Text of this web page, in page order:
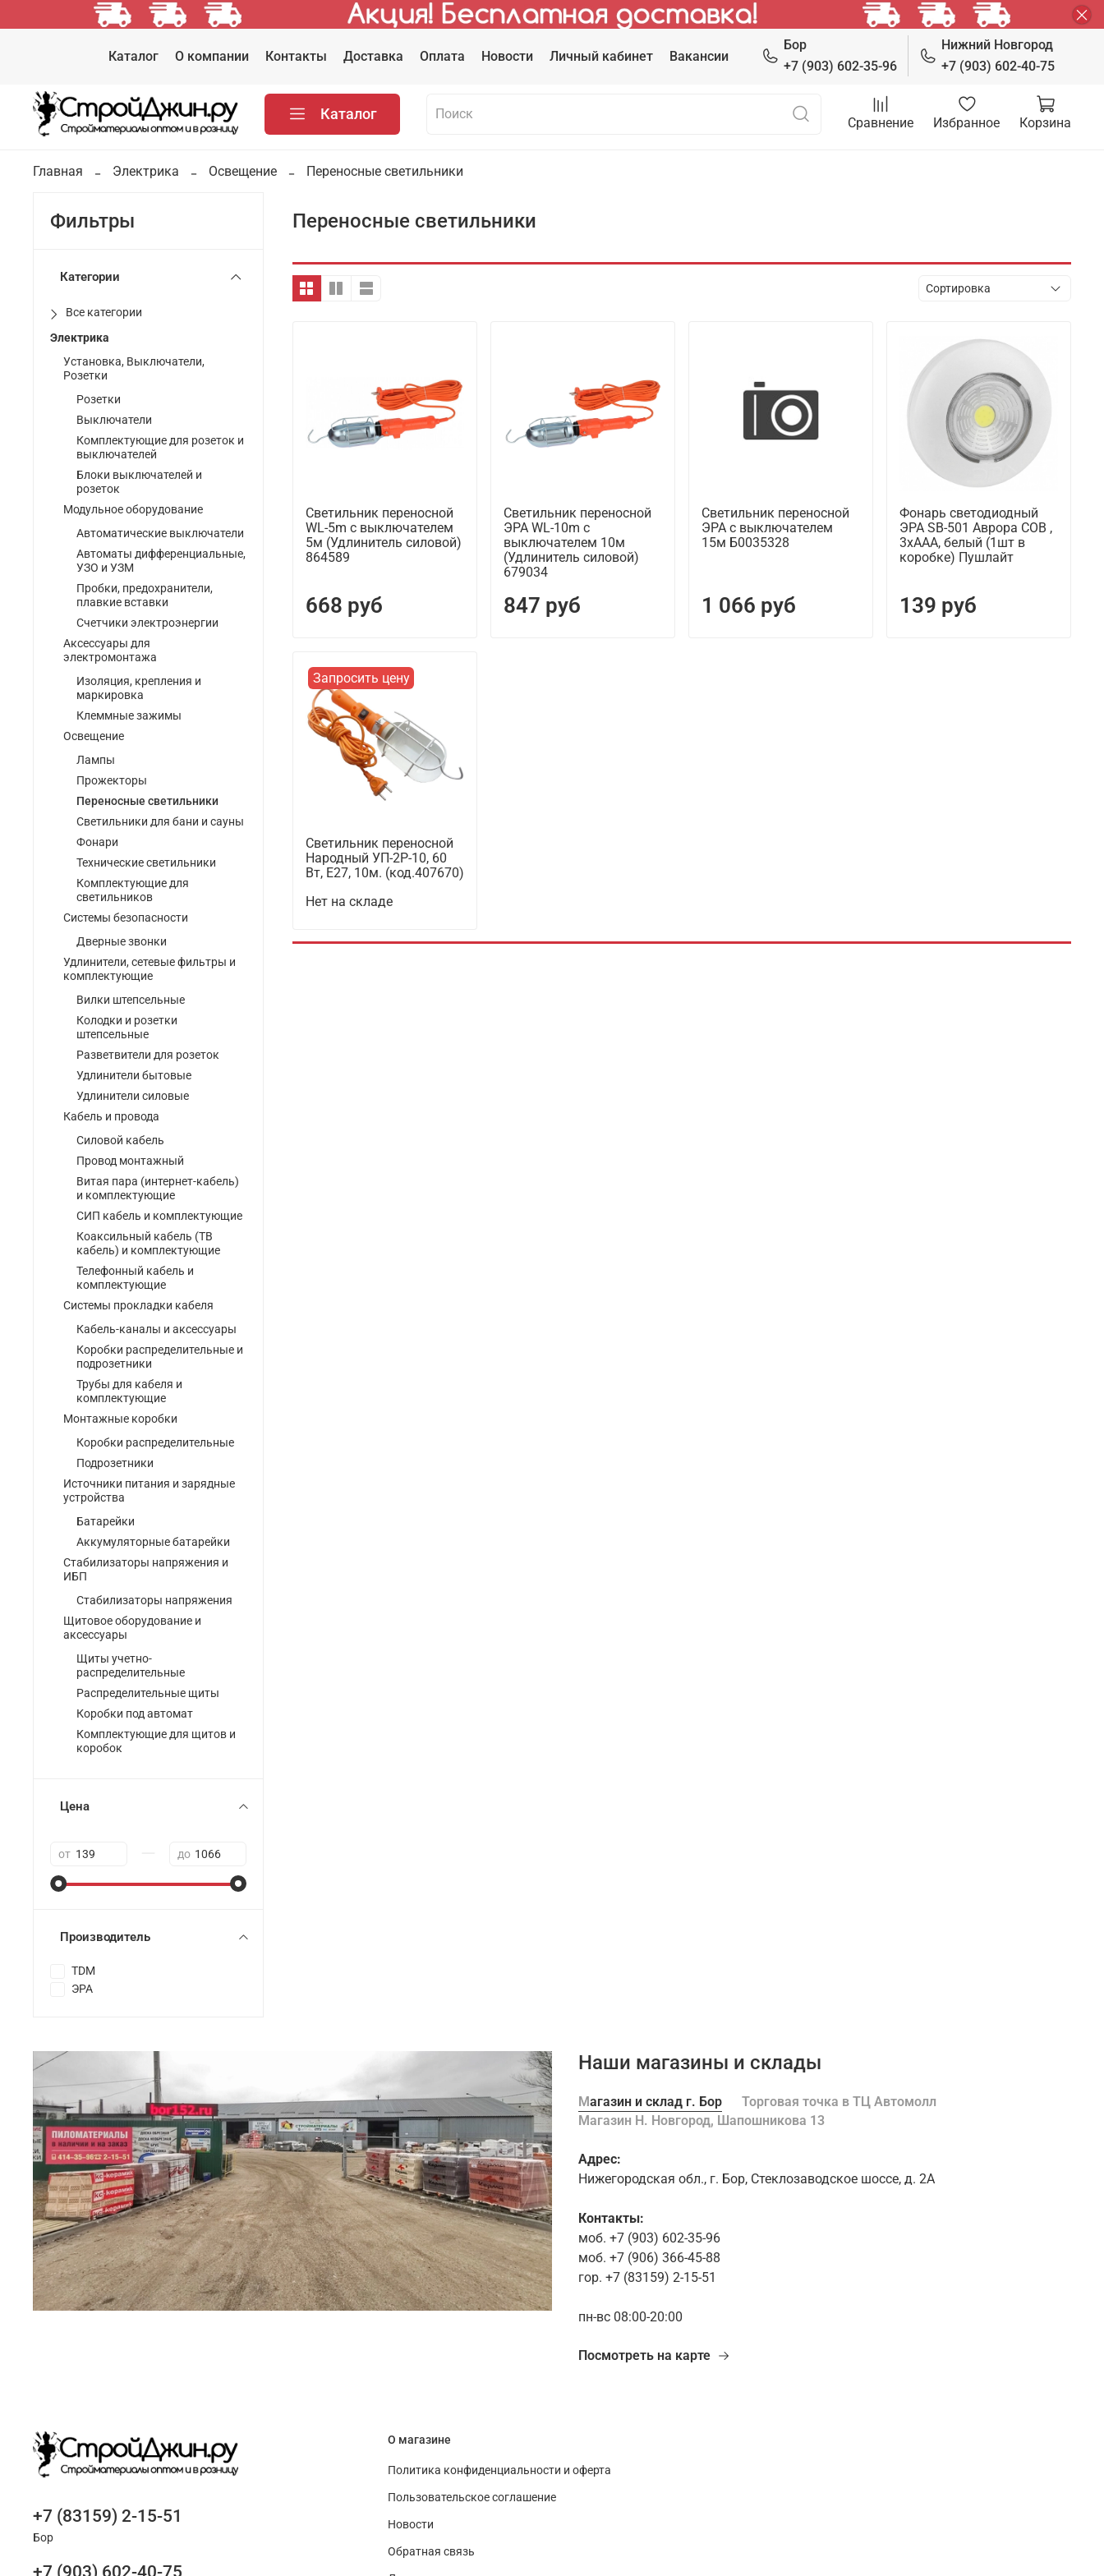
Каталог О компании Контакты Доставка Оплата Новости Личный кабинет Вакансии
Бор
+7 (903) 602-35-96
Нижний Новгород
+7 (903) 602-40-75
Каталог
Сравнение Избранное Корзина
Главная Электрика Освещение Переносные светильники
Переносные светильники
Светильник переносной
WL-5m с выключателем
5м (Удлинитель силовой)
864589
668 руб
Светильник переносной
ЭРА WL-10m с
выключателем 10м
(Удлинитель силовой)
679034
847 руб
Светильник переносной
ЭРА с выключателем
15м Б0035328
1 066 руб
Фонарь светодиодный
ЭРА SB-501 Аврора СОВ ,
3хААА, белый (1шт в
коробке) Пушлайт
139 руб
Запросить цену
Светильник переносной
Народный УП-2Р-10, 60
Вт, Е27, 10м. (код.407670)
Нет на складе
Фильтры
Категории
Все категории
Электрика
Установка, Выключатели,
Розетки
Розетки
Выключатели
Комплектующие для розеток и
выключателей
Блоки выключателей и
розеток
Модульное оборудование
Автоматические выключатели
Автоматы дифференциальные,
УЗО и УЗМ
Пробки, предохранители,
плавкие вставки
Счетчики электроэнергии
Аксессуары для
электромонтажа
Изоляция, крепления и
маркировка
Клеммные зажимы
Освещение
Лампы
Прожекторы
Переносные светильники
Светильники для бани и сауны
Фонари
Технические светильники
Комплектующие для
светильников
Системы безопасности
Дверные звонки
Удлинители, сетевые фильтры и
комплектующие
Вилки штепсельные
Колодки и розетки
штепсельные
Разветвители для розеток
Удлинители бытовые
Удлинители силовые
Кабель и провода
Силовой кабель
Провод монтажный
Витая пара (интернет-кабель)
и комплектующие
СИП кабель и комплектующие
Коаксильный кабель (ТВ
кабель) и комплектующие
Телефонный кабель и
комплектующие
Системы прокладки кабеля
Кабель-каналы и аксессуары
Коробки распределительные и
подрозетники
Трубы для кабеля и
комплектующие
Монтажные коробки
Коробки распределительные
Подрозетники
Источники питания и зарядные
устройства
Батарейки
Аккумуляторные батарейки
Стабилизаторы напряжения и
ИБП
Стабилизаторы напряжения
Щитовое оборудование и
аксессуары
Щиты учетно-
распределительные
Распределительные щиты
Коробки под автомат
Комплектующие для щитов и
коробок
Цена
от до
Производитель
TDM
ЭРА
Наши магазины и склады
Магазин и склад г. Бор
Торговая точка в ТЦ Автомолл
Магазин Н. Новгород, Шапошникова 13
Адрес:
Нижегородская обл., г. Бор, Стеклозаводское шоссе, д. 2А
Контакты:
моб. +7 (903) 602-35-96
моб. +7 (906) 366-45-88
гор. +7 (83159) 2-15-51
пн-вс 08:00-20:00
Посмотреть на карте
О магазине
Политика конфиденциальности и оферта
Пользовательское соглашение
Новости
Обратная связь
+7 (83159) 2-15-51
Бор